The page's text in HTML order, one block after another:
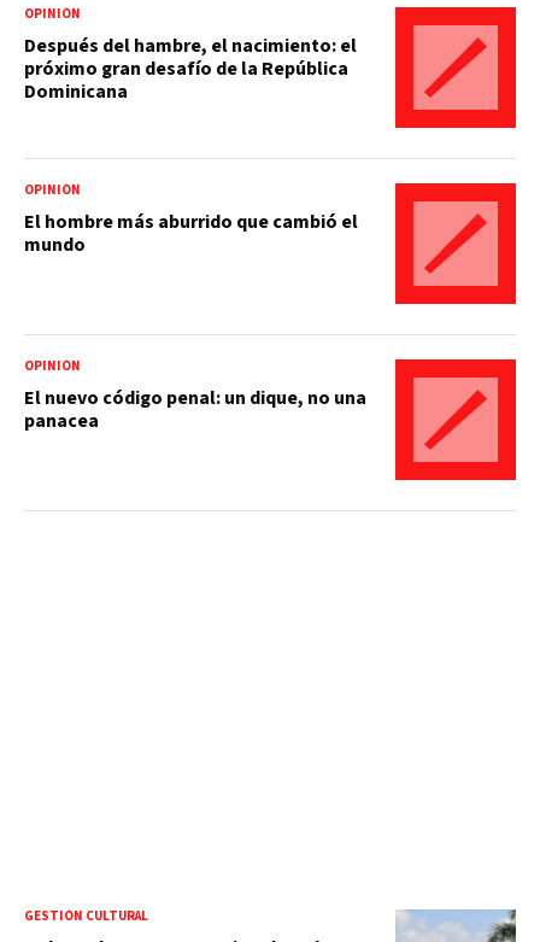
OPINIÓN
Después del hambre, el nacimiento: el
próximo gran desafío de la República
Dominicana
OPINIÓN
El hombre más aburrido que cambió el
mundo
OPINIÓN
El nuevo código penal: un dique, no una
panacea
GESTIÓN CULTURAL